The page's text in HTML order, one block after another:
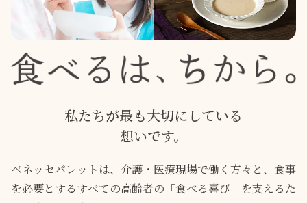
私たちが最も大切にしている
想いです。
ベネッセパレットは、介護・医療現場で働く方々と、食事
を必要とするすべての高齢者の「食べる喜び」を支えるた